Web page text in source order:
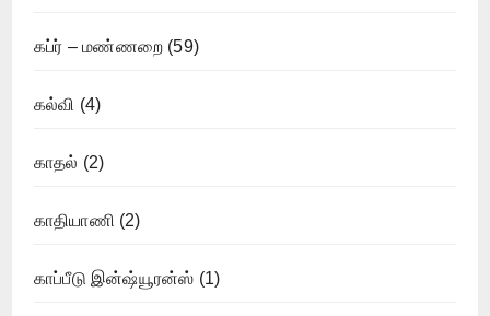
கப்ர் – மண்ணறை (59)
கல்வி (4)
காதல் (2)
காதியாணி (2)
காப்பீடு இன்ஷ்யூரன்ஸ் (1)